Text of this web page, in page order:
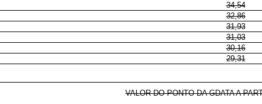
34,54
32,86
31,93
31,03
30,16
29,31
VALOR DO PONTO DA GDATA A